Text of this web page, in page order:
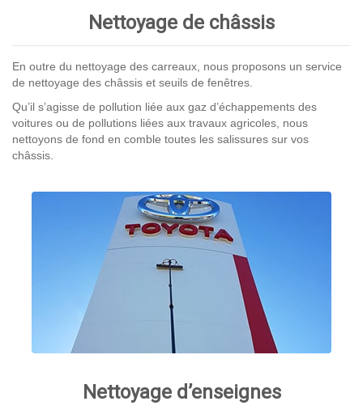
Nettoyage de châssis
En outre du nettoyage des carreaux, nous proposons un service
de nettoyage des châssis et seuils de fenêtres.
Qu’il s’agisse de pollution liée aux gaz d’échappements des
voitures ou de pollutions liées aux travaux agricoles, nous
nettoyons de fond en comble toutes les salissures sur vos
châssis.
Nettoyage d’enseignes